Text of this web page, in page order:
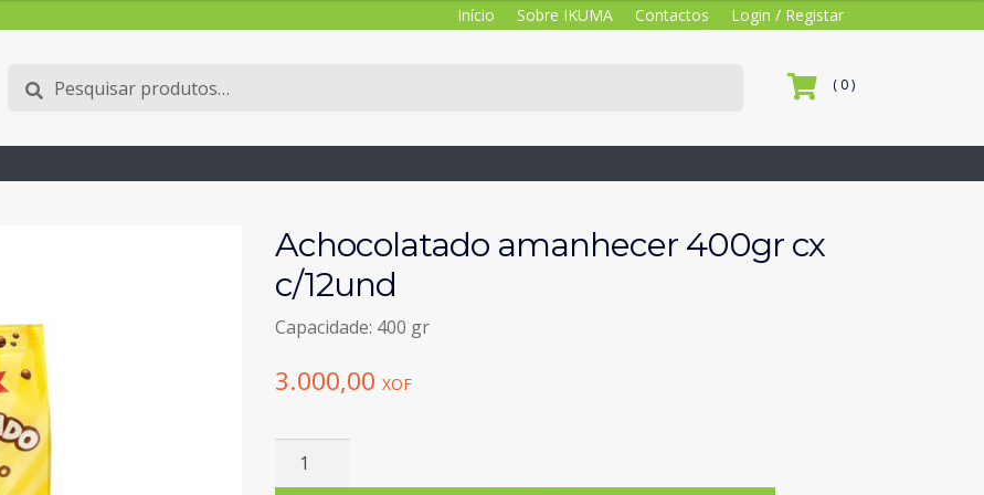
Início Sobre IKUMA Contactos Login / Registar
Pesquisar
por:
Pesquisa ( 0 )
Achocolatado amanhecer 400gr cx
c/12und
Capacidade: 400 gr
3.000,00 XOF
Quantidade